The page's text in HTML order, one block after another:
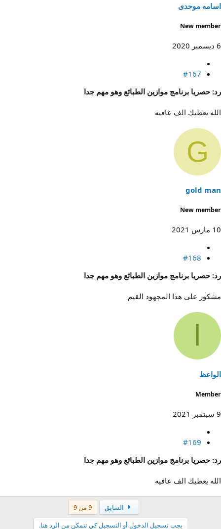
اسامه موحدی
New member
6 ديسمبر 2020
#167
رد: حصريا برنامج موازين الطبائع وهو مهم جدا
الله يعطيك الف عافيه
G
gold man
New member
10 مارس 2021
#168
رد: حصريا برنامج موازين الطبائع وهو مهم جدا
مشكور على هذا المجهود القيم
الواعظ
Member
9 سبتمبر 2021
#169
رد: حصريا برنامج موازين الطبائع وهو مهم جدا
الله يعطيك الف عافيه
السابق
9 من 9
يجب تسجيل الدخول أو التسجيل كي تتمكن من الرد هنا.